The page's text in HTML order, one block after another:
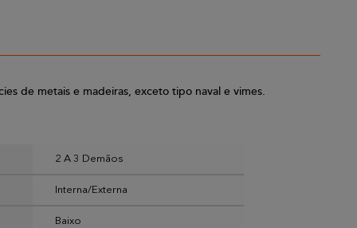
de metais e madeiras, exceto tipo naval e vimes.
2 A 3 Demãos
Interna/Externa
Baixo